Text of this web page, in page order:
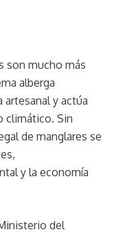
son mucho más
alberga
y actúa
climático. Sin
de manglares se
y la economía
del